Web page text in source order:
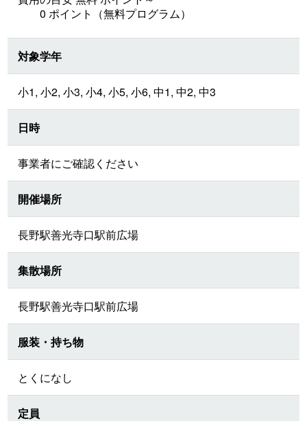
0 ポイント（無料プログラム）
対象学年
小1, 小2, 小3, 小4, 小5, 小6, 中1, 中2, 中3
日時
事業者にご確認ください
開催場所
長野駅善光寺口駅前広場
集散場所
長野駅善光寺口駅前広場
服装・持ち物
とくになし
定員